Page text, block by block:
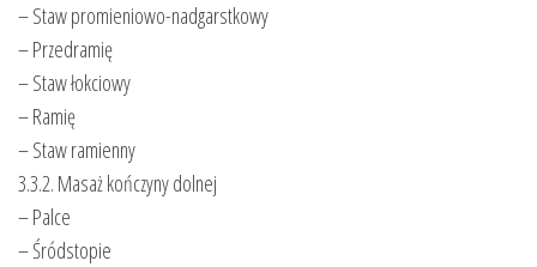
– Staw promieniowo-nadgarstkowy
– Przedramię
– Staw łokciowy
– Ramię
– Staw ramienny
3.3.2. Masaż kończyny dolnej
– Palce
– Śródstopie